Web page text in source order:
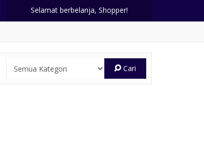
Selamat berbelanja, Shopper!
Cari